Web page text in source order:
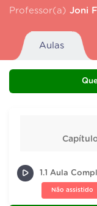
Professor(a) Joni
Aulas
1.1 Aula
Não assistido